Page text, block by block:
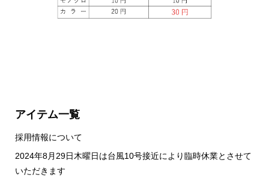
アイテム一覧
採用情報について
2024年8月29日木曜日は台風10号接近により臨時休業とさせて
いただきます